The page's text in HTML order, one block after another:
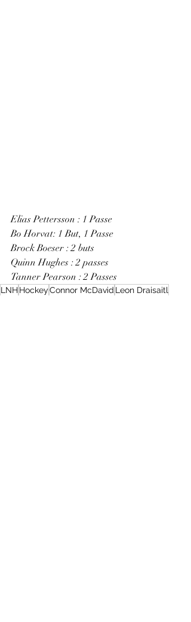
Elias Pettersson : 1 Passe
Bo Horvat: 1 But, 1 Passe
Brock Boeser : 2 buts
Quinn Hughes : 2 passes
Tanner Pearson : 2 Passes
LNH HockeyConnor McDavid Leon Draisaitl